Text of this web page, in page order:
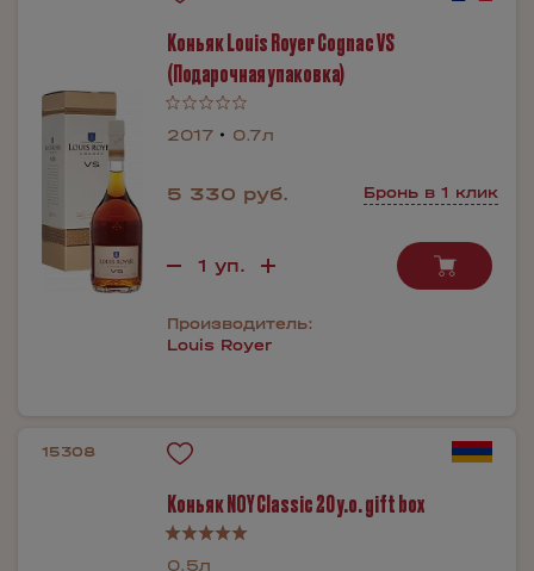
Коньяк Louis Royer Cognac VS
(Подарочная упаковка)
2017 0.7л
5 330 руб. Бронь в 1 клик
Производитель:
Louis Royer
15308
Коньяк NOY Classic 20 y.o. gift box
0.5л